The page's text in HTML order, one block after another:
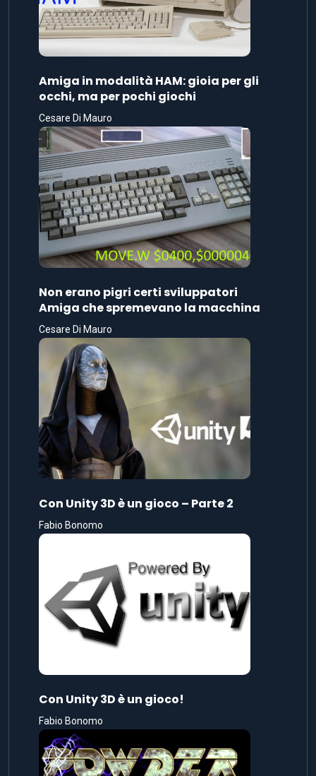
Amiga in modalità HAM: gioia per gli
occhi, ma per pochi giochi
Cesare Di Mauro
Non erano pigri certi sviluppatori
Amiga che spremevano la macchina
Cesare Di Mauro
Con Unity 3D è un gioco – Parte 2
Fabio Bonomo
Con Unity 3D è un gioco!
Fabio Bonomo